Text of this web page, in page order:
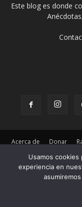
Este blog es donde
Acerca de Donar
© 2026
Usamos cookies
experiencia en